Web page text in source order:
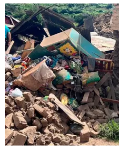
Desastre natural